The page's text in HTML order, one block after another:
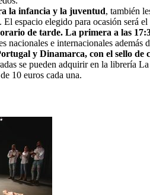
la infancia y la juventud, también
El espacio elegido para ocasión
de tarde. La primera a las
nacionales e internacionales
y Dinamarca, con el sello
se pueden adquirir en la librería
10 euros cada una.